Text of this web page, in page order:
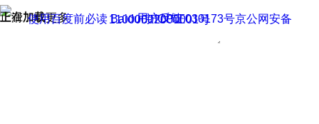
正在加载
上滑加载更多 用户反馈
使用百度前必读 Baidu 京ICP证030173号
京公网安备11000002000001号